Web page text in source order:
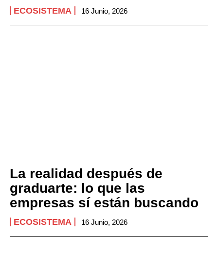
ECOSISTEMA 16 Junio, 2026
La realidad después de
graduarte: lo que las
empresas sí están buscando
ECOSISTEMA 16 Junio, 2026